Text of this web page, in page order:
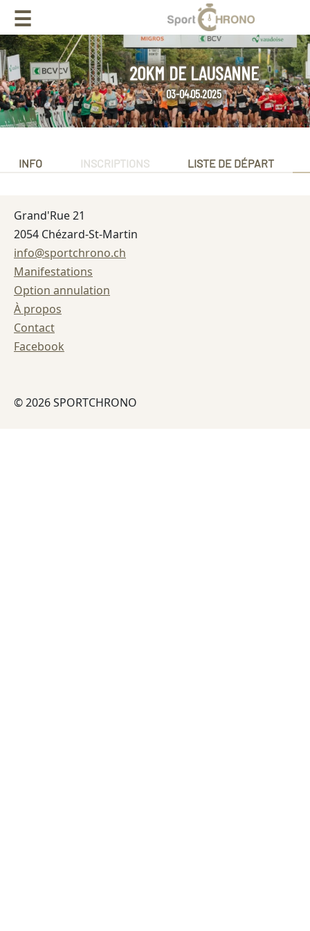
☰
20KM DE LAUSANNE
03-04.05.2025
INFO INSCRIPTIONS LISTE DE DÉPART
Grand'Rue 21
2054 Chézard-St-Martin
info@sportchrono.ch
Manifestations
Option annulation
À propos
Contact
Facebook
© 2026 SPORTCHRONO